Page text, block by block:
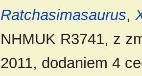
Ratchasimasaurus,
NHMUK R3741, z
2011, dodaniem 4